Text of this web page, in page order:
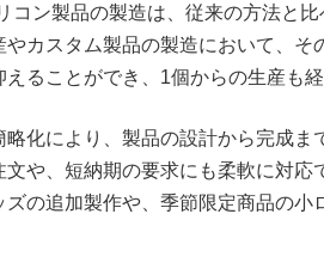
コン製品の製造は、従来の方法と
カスタム製品の製造において、そ
ることができ、1個からの生産も
化により、製品の設計から完成ま
や、短納期の要求にも柔軟に対
ズの追加製作や、季節限定商品の